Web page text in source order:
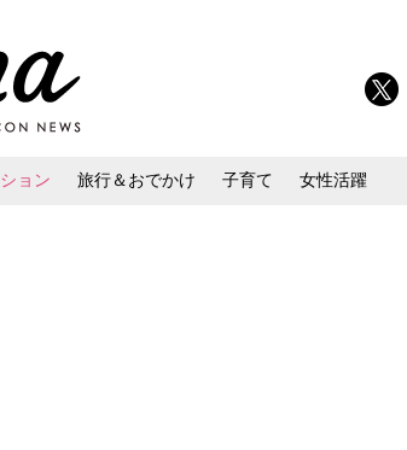
ョン 旅行＆おでかけ 子育て 女性活躍